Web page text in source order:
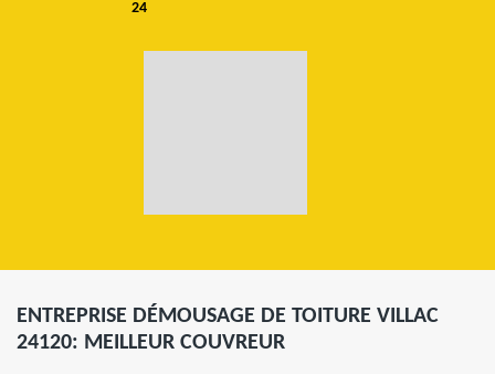
24
ENTREPRISE DÉMOUSAGE DE TOITURE VILLAC
24120: MEILLEUR COUVREUR